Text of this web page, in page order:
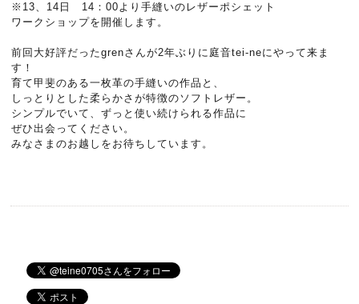
※13、14日 14：00より手縫いのレザーポシェット
ワークショップを開催します。
前回大好評だったgrenさんが2年ぶりに庭音tei-neにやって来ま
す！
育て甲斐のある一枚革の手縫いの作品と、
しっとりとした柔らかさが特徴のソフトレザー。
シンプルでいて、ずっと使い続けられる作品に
ぜひ出会ってください。
みなさまのお越しをお待ちしています。